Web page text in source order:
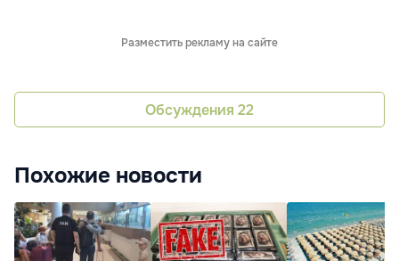
Разместить рекламу на сайте
Обсуждения 22
Похожие новости